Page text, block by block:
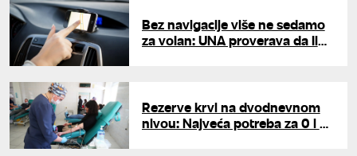
Bez navigacije više ne sedamo
za volan: UNA proverava da li
Rezerve krvi na dvodnevnom
nivou: Najveća potreba za 0 i A